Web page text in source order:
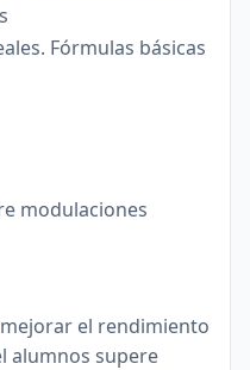
Fórmulas básicas
modulaciones
el rendimiento
alumnos supere